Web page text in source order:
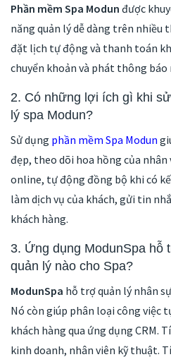
Phần mềm Spa Modun được
năng quản lý dễ dàng trên
đặt lịch tự động và thanh toán
chuyển khoản và phát thông
2. Có những lợi ích gì khi
lý spa Modun?
Sử dụng phần mềm Spa Modun
đẹp, theo dõi hoa hồng của
online, tự động đồng bộ khi có
làm dịch vụ của khách, gửi tin
khách hàng.
3. Ứng dụng ModunSpa hỗ
quản lý nào cho Spa?
ModunSpa hỗ trợ quản lý nhân
Nó còn giúp phân loại công
khách hàng qua ứng dụng CRM.
kinh doanh, nhân viên kỹ thuật.